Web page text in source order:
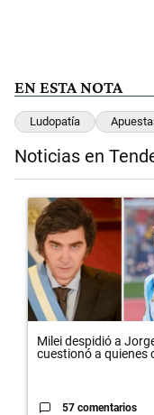
EN ESTA NOTA
Ludopatía
Noticias en
Un artículo de
Milei despidió a
cuestionó a quienes
57 comentarios